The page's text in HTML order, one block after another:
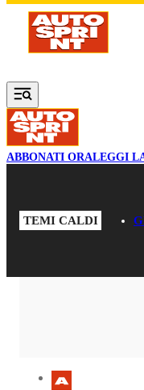
Vai al contenuto principale
ABBONATI ORALEGGI
TEMI CALDI